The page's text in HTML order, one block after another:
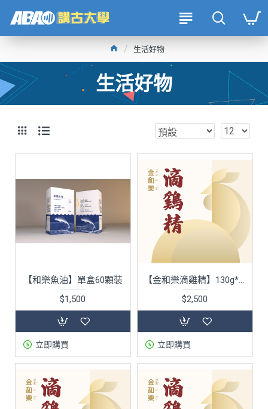
生活好物
生活好物
【和樂魚油】單盒60顆裝
$1,500
立即購買
【金和樂滴雞精】130g*10包
$2,500
立即購買